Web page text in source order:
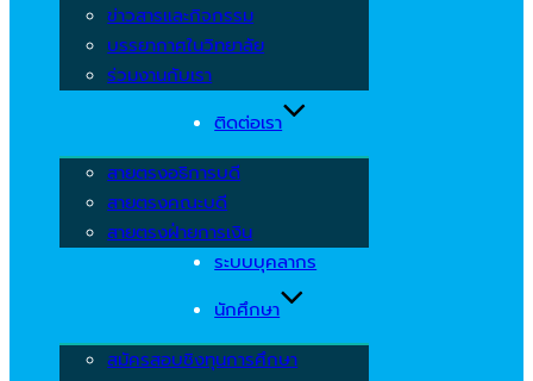
ข่าวสารและกิจกรรม
บรรยากาศในวิทยาลัย
ร่วมงานกับเรา
ติดต่อเรา
สายตรงอธิการบดี
สายตรงคณะบดี
สายตรงฝ่ายการเงิน
ระบบบุคลากร
นักศึกษา
สมัครสอบชิงทุนการศึกษา